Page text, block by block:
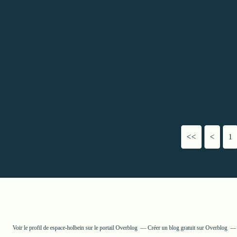
<< < 1
Voir le profil de espace-holbeinsur le portail Overblog Créer un blog gratuit sur Overblog